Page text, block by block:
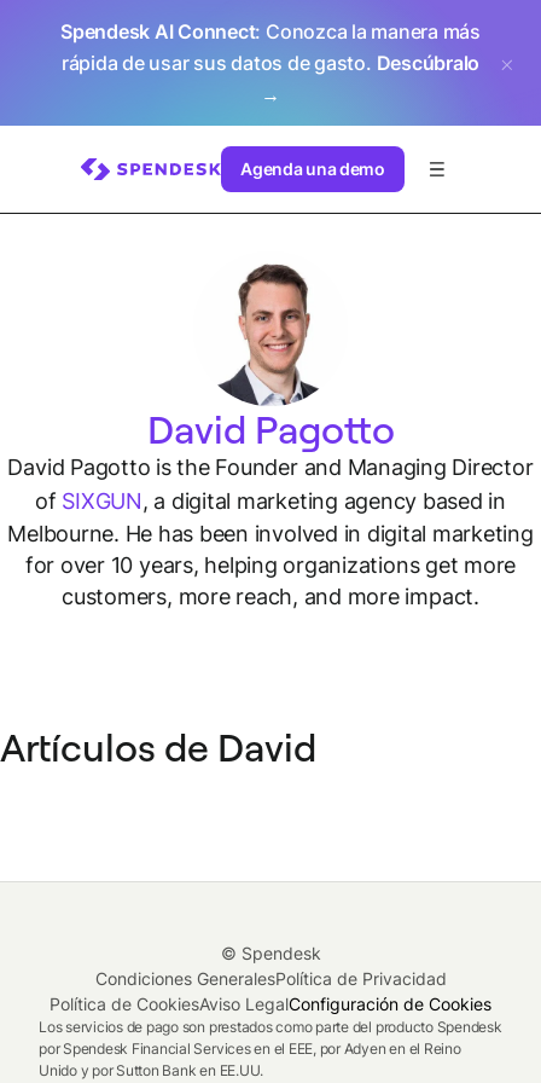
Spendesk AI Connect: Conozca la manera más
rápida de usar sus datos de gasto. Descúbralo
→
Agenda una demo
David Pagotto
David Pagotto is the Founder and Managing Director
of SIXGUN, a digital marketing agency based in
Melbourne. He has been involved in digital marketing
for over 10 years, helping organizations get more
customers, more reach, and more impact.
Artículos de David
© Spendesk
Condiciones GeneralesPolítica de Privacidad
Política de CookiesAviso LegalConfiguración de Cookies
Los servicios de pago son prestados como parte del producto Spendesk
por Spendesk Financial Services en el EEE, por Adyen en el Reino
Unido y por Sutton Bank en EE.UU.